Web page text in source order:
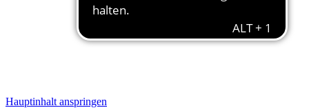
Hauptinhalt anspringen